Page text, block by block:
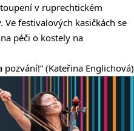
v ruprechtickém
festivalových kasičkách se
péči o kostely na
(Kateřina Englichová)